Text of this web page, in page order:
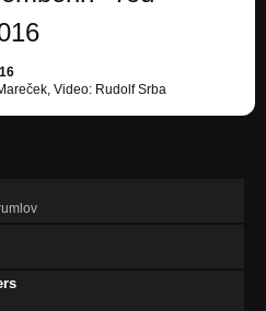
Video: Rudolf Srba